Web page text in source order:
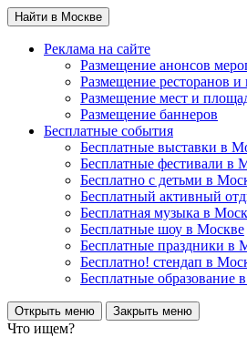
Найти в Москве
Реклама на сайте
Размещение анонсов
Размещение ресторанов и
Размещение мест и
Размещение баннеров
Бесплатные события
Бесплатные выставки в
Бесплатные фестивали в
Бесплатно с детьми в
Бесплатный активный
Бесплатная музыка в
Бесплатные шоу в Москве
Бесплатные праздники в
Бесплатно! стендап в
Бесплатные образование
Открыть меню Закрыть меню
Что ищем?